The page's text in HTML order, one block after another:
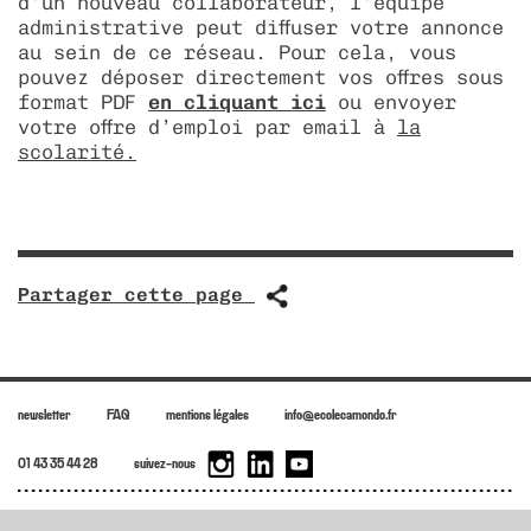
diploma 2022
diploma 2021
diploma 2020
déposer une offre d’emploi
taxe d’apprentissage
égalité des chances
livret de l'étudiant - cycle prépa
localisation hebdomadaire – paris
associations
bde - bureau des étudiants
collectif échos
mon espace personnel
découvrir les alumni
administrative peut diffuser votre annonce
au sein de ce réseau. Pour cela, vous
pouvez déposer directement vos offres sous
format PDF en cliquant ici ou envoyer
votre offre d’emploi par email à la
scolarité.
Partager cette page
newsletter FAQ mentions légales info@ecolecamondo.fr
01 43 35 44 28 suivez-nous